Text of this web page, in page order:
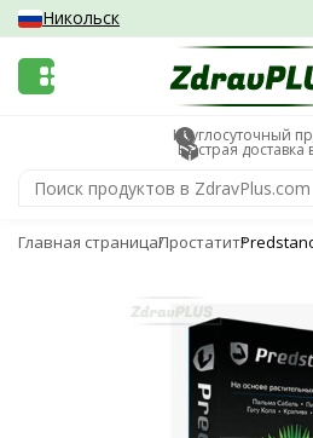
Никольск
Круглосуточный
Быстрая доставка
Главная страницаПростатит